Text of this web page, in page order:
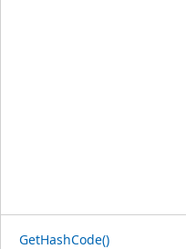
GetHashCode()